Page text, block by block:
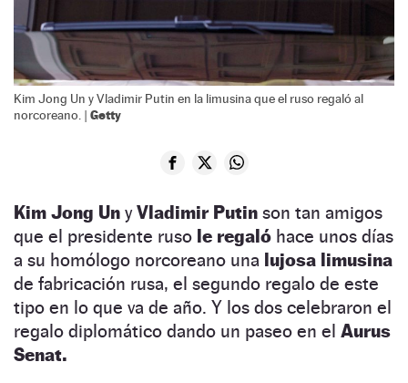
Kim Jong Un y Vladimir Putin en la limusina que el ruso regaló al
norcoreano. | Getty
Kim Jong Un yVladimir Putin son tan amigos
que el presidente ruso le regaló hace unos días
a su homólogo norcoreano una lujosa limusina
de fabricación rusa, el segundo regalo de este
tipo en lo que va de año. Y los dos celebraron el
regalo diplomático dando un paseo en el Aurus
Senat.